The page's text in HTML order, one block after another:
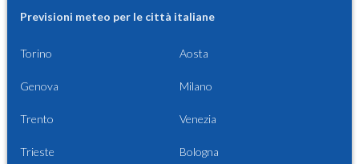
Previsioni meteo per le città italiane
Torino Aosta
Genova Milano
Trento Venezia
Trieste Bologna